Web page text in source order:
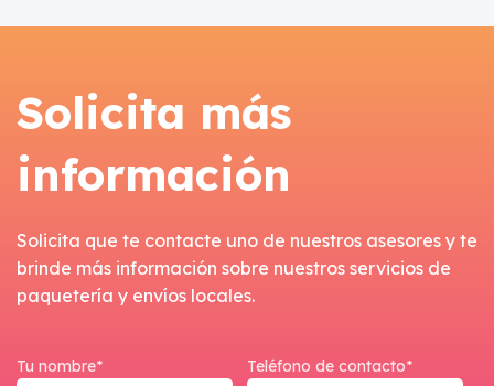
Solicita más
información
Solicita que te contacte uno de nuestros asesores y te
brinde más información sobre nuestros servicios de
paquetería y envíos locales.
Tu nombre* Teléfono de contacto*